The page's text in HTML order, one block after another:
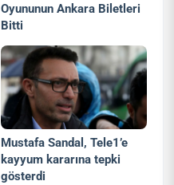
Oyununun Ankara Biletleri
Bitti
Mustafa Sandal, Tele1’e
kayyum kararına tepki
gösterdi